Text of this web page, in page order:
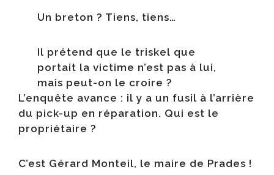
Un breton ? Tiens, tiens…
Il prétend que le triskel que
portait la victime n’est pas à lui,
mais peut-on le croire ?
L’enquête avance : il y a un fusil à l’arrière
du pick-up en réparation. Qui est le
propriétaire ?​
C’est Gérard Monteil, le maire de Prades !